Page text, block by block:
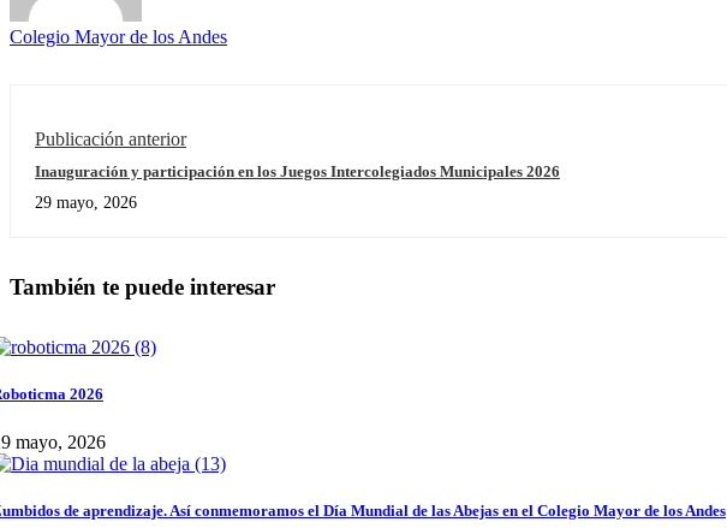
Colegio Mayor de los Andes
Publicación anterior
Inauguración y participación en los Juegos Intercolegiados Municipales 2026
29 mayo, 2026
También te puede interesar
2026
mayo, 2026
de aprendizaje. Así conmemoramos el Día Mundial de las Abejas en el Colegio Mayor de los Andes